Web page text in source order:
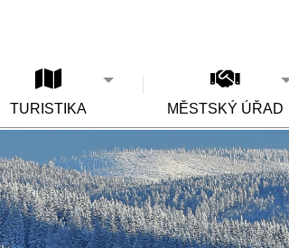
TURISTIKA MĚSTSKÝ ÚŘAD